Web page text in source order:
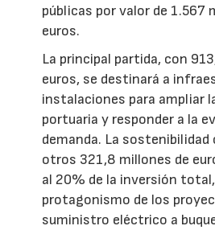
públicas por valor de 1.567
euros.
La principal partida, con
euros, se destinará a
instalaciones para ampliar
portuaria y responder a la
demanda. La
otros 321,8 millones de
al 20% de la inversión
protagonismo de los
suministro eléctrico a